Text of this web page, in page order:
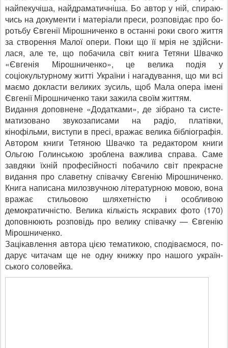
найпекучіша, найдраматич­ніша. Бо автор у ній, спираю­
чись на документи і матеріа­ли преси, розповідає про бо­
ротьбу Євгенії Мірошничен­ко в останні роки свого життя
за створення Малої опери. Поки що її мрія не здійсни­
лася, але те, що побачила світ книга Тетяни Швачко
«Євге­нія Мірошниченко», це вели­ка подія у
соціокультурному житті України і нагадування, що ми всі
маємо докласти ве­ликих зусиль, щоб Мала опе­ра імені
Євгенії Мірошни­ченко таки зажила своїм життям.
Видання доповнене «До­датками», де зібрано та систе­
матизовано звукозаписами на радіо, платівки,
кінофільми, виступи в пресі, вражає вели­ка бібліографія.
Автором книги Тетяною Швачко та ре­дактором книги
Ольгою Голинською зроблена важлива справа. Саме
завдяки їхній професійності побачило світ прекрасне
видання про сла­ветну співачку Євгенію Мі­рошниченко.
Книга написана милозвучною літературною мовою, вона
вражає стильо­вою шляхетністю і особли­вою
демократичністю. Вели­ка кількість яскравих фото (170)
доповнюють розповідь про велику співачку — Євге­нію
Мірошниченко.
Зацікавлення автора цією тематикою, сподіваємося, по­
дарує читачам ще не одну книжку про нашого україн­
ського соловейка.